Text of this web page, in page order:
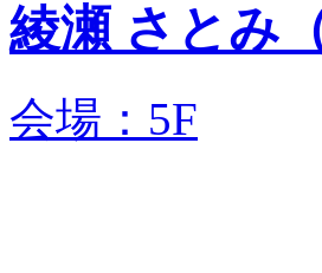
綾瀬 さと
会場：5F